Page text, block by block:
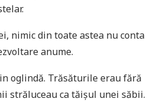
nimic din toate astea nu conta
anume.
oglindă. Trăsăturile erau fără
străluceau ca tăișul unei săbii.